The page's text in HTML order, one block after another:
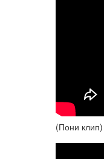
(Пони